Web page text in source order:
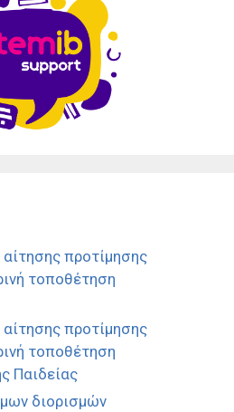
προτίμησης
τοποθέτηση
προτίμησης
τοποθέτηση
Παιδείας
διορισμών